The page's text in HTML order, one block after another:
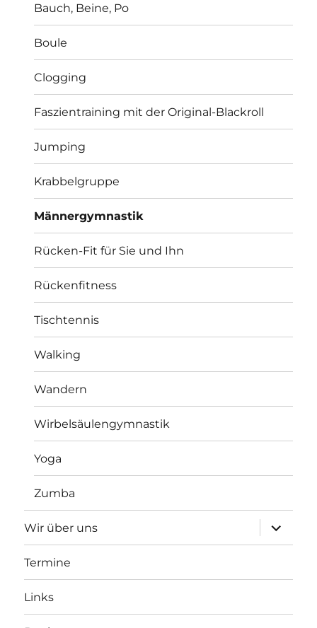
Bauch, Beine, Po
Boule
Clogging
Faszientraining mit der Original-Blackroll
Jumping
Krabbelgruppe
Männergymnastik
Rücken-Fit für Sie und Ihn
Rückenfitness
Tischtennis
Walking
Wandern
Wirbelsäulengymnastik
Yoga
Zumba
Wir über uns
anzeigen
Termine
Links